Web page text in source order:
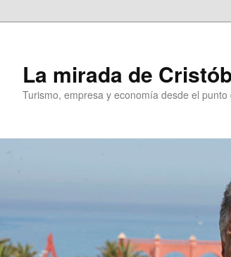
La mirada de
Turismo, empresa y economía desde el